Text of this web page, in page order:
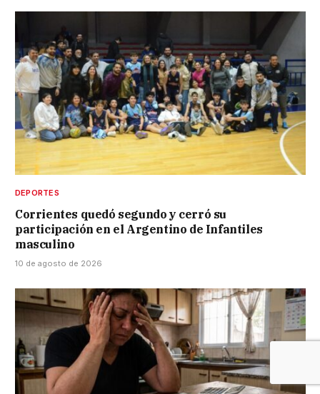
DEPORTES
Corrientes quedó segundo y cerró su
participación en el Argentino de Infantiles
masculino
10 de agosto de 2026